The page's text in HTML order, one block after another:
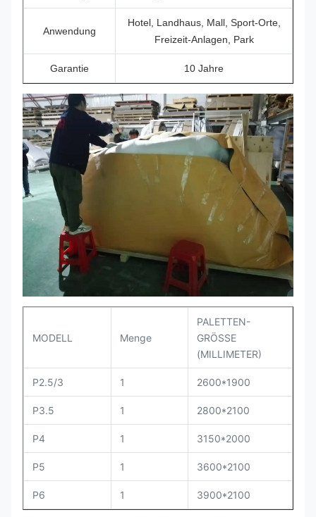
Anwendung
Hotel, Landhaus, Mall, Sport-Orte,
Freizeit-Anlagen, Park
Garantie 10 Jahre
MODELL Menge
PALETTEN-
GRÖSSE
(MILLIMETER)
P2.5/3 1 2600*1900
P3.5 1 2800*2100
P4 1 3150*2000
P5 1 3600*2100
P6 1 3900*2100